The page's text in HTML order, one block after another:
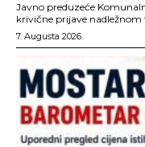
Javno preduzeće
krivične prijave nadležnom
7. Augusta 2026.